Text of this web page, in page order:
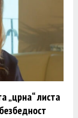
„црна“ листа